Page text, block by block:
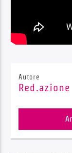
Autore
Red.azione